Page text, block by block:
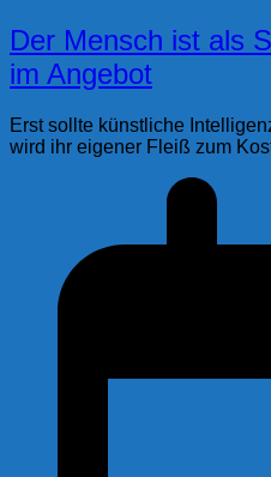
Der Mensch ist als
im Angebot
Erst sollte künstliche
wird ihr eigener Fleiß zum